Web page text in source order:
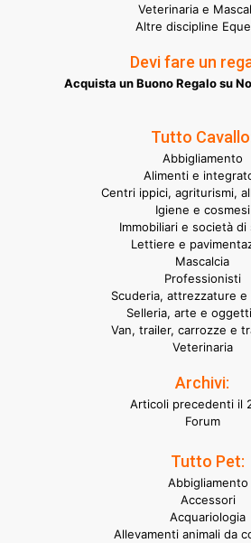
Veterinaria e
Altre discipline
Devi fare un
Acquista un Buono Regalo su
Tutto
Abbigliamento
Alimenti e
Centri ippici, agriturismi,
Igiene e cosmesi
Immobiliari e società di
Lettiere e
Mascalcia
Professionisti
Scuderia, attrezzature e
Selleria, arte e
Van, trailer, carrozze e
Veterinaria
Archivi:
Articoli precedenti il
Forum
Tutto Pet:
Abbigliamento
Accessori
Acquariologia
Allevamenti animali da